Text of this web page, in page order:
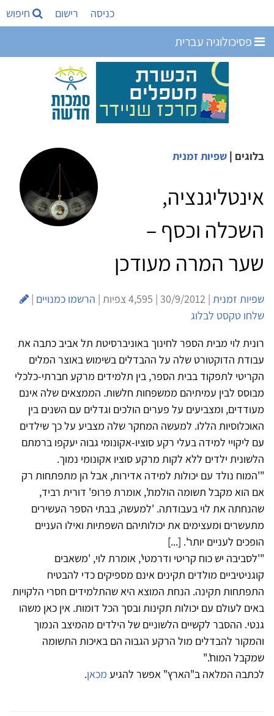
כניסה רישום חיפוש
פסיכולוגיה עברית
בלוגים | שפיות זמנית
אינטליגנציה,
השכלה וכסף –
שער המרה מעודכן
שפיות זמנית | 30/9/2012 | 4,595 צפיות | הרשמו כמנויים |
שלחו טקסט לבלוג
רונית לוי מבית הספר לחינוך באוניברסיטת תל אביב כתבה את
עבודת הדוקטורט שלה על ההבדלים בשימוש באוצר המלים
הקריטי לתפקוד בבית הספר, בין תלמידים מרקע חברתי-כלכלי
מבוסס לבין עמיתיהם ממשפחות חלשות. הממצאים שלה אינם
מעודדים, ומצביעים על פערים הולכים וגדלים עם השנים בין
האוכלוסיות הללו. למעשה המחקר שלה מצביע על כך שילדים
עם ליקויי למידה בעלי רקע סוציו-אקונומי גבוה יעקפו ברמתם
הלשונית ילדים ללא לקות מרקע סוציו אקונומי נמוך.
"'המוח נולד עם יכולות למידה אדירות, אבל הן מתפתחות רק
אם הוא מקבל תשומה הולמת', אומרת פרופ' דורית רביד,
שהנחתה את לוי בעבודתה. 'למעשה, בבתי הספר העשירים
מתעשרים ומעצימים את יכולותיהם השפתיות ואילו העניים
הופכים לעניים יותר'. [...]
"'לסביבה יש כוח קריטי ודרמטי', אומרת לוי, 'משאבים
קוגניטיביים מולדים תקינים אינם מספיקים כדי להבטיח
התפתחות תקינה. הנחת המוצא היא שהתלמידים חסרי הלקויות
באים לעולם עם יכולות תקינות ובסך הכל דומות. אין כאן משהו
גנטי. ההסבר לקשיים הלשוניים של הילדים מהמיצב הנמוך
והמקור להבדלים מול הרקע הגבוה הם באיכות התשומה
שמקבל המוח'."
לכתבה המלאה ב"הארץ" אפשר להגיע מכאן.